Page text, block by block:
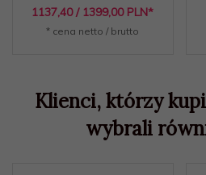
1137,40 / 1399,00 PLN*
* cena netto / brutto
Klienci, którzy
wybrali